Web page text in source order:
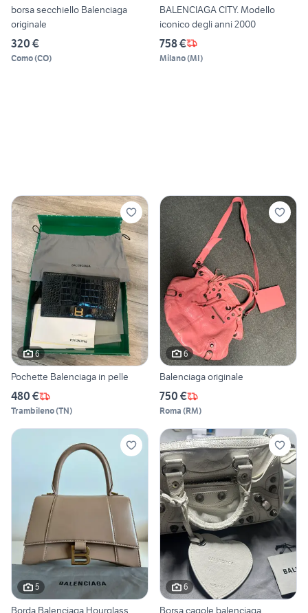
borsa secchiello Balenciaga
originale
320 €
Como(CO)
BALENCIAGA CITY. Modello
iconico degli anni 2000
758 €
Milano(MI)
6
Pochette Balenciaga in pelle
480 €
Trambileno(TN)
6
Balenciaga originale
750 €
Roma (RM)
5
Borda Balenciaga Hourglass
6
Borsa cagole balenciaga